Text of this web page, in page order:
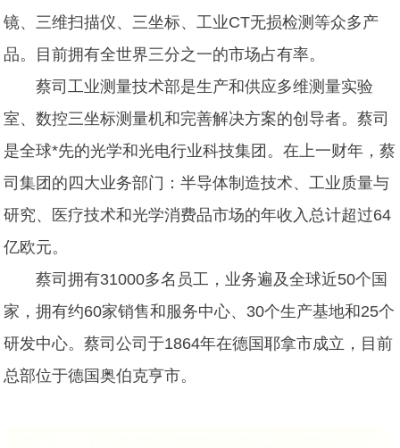
镜、三维扫描仪、三坐标、工业CT无损检测等众多产
品。目前拥有全世界三分之一的市场占有率。
蔡司工业测量技术部是生产和供应多维测量实验
室、数控三坐标测量机和完善解决方案的创导者。蔡司
是全球*先的光学和光电行业科技集团。在上一财年，蔡
司集团的四大业务部门：半导体制造技术、工业质量与
研究、医疗技术和光学消费品市场的年收入总计超过64
亿欧元。
蔡司拥有31000多名员工，业务遍及全球近50个国
家，拥有约60家销售和服务中心、30个生产基地和25个
研发中心。蔡司公司于1864年在德国耶拿市成立，目前
总部位于德国奥伯克亨市。